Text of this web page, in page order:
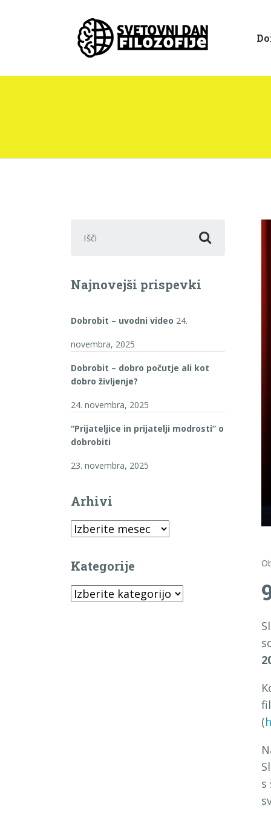
(
s
Najnovejši prispevki
Dobrobit – uvodni video 24.
novembra, 2025
Dobrobit – dobro počutje ali kot
dobro življenje?
24. novembra, 2025
“Prijateljice in prijatelji modrosti” o
dobrobiti
23. novembra, 2025
Arhivi
Arhivi
Kategorije
Kategorije